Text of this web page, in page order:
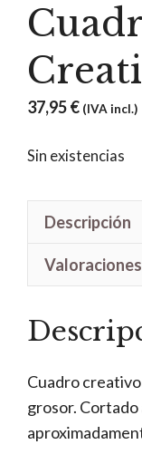
37,95€ (IVA incl.)
Sin existencias
Descripción
Cuadro
grosor. Cortado